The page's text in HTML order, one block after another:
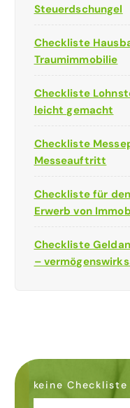
Steuerdschungel
Checkliste
Traumimmobilie
Checkliste
leicht gemacht
Checkliste
Messeauftritt
Checkliste für
Erwerb von
Checkliste
–
keine